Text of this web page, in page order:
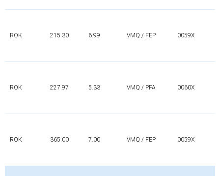
ROK 215.30 6.99 VMQ / FEP 0059X
ROK 227.97 5.33 VMQ / PFA 0060X
ROK 365.00 7.00 VMQ / FEP 0059X